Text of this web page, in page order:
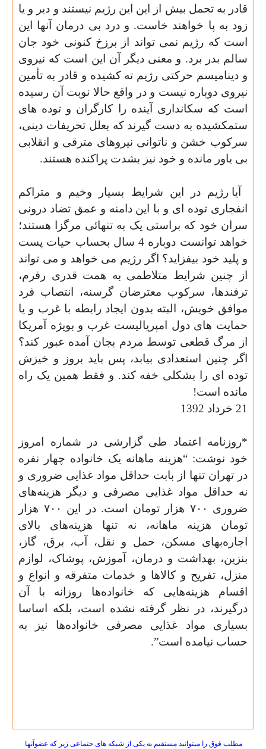
قادر به تحمل بیش از این این رژیم نیستند و دیر و یا
زود به پا خواهند خاست. و درد بی درمان آنها این
است که رژیم نمی تواند از برزخ کنونی خود جان
سالم بدر برد. و معنی دیگر آن این است که نیروی
و دینامیسم حرکتی رژیم ته کشیده و قادر به تأمین
نیروی دوباره نیست و در واقع حالا نوبت آن رسیده
است که سکانداری آینده را کارگران و توده های
ستمکشیده به دست گیرند که بعلل تحریفات دینی،
سرکوب خشن و ناتوانی نیروهای مترقی و انقلابی
بی یاور مانده و خود نیز بشدت پراکنده هستند.
آیا رژیم در این شرایط بسیار وخیم و متراکم
انفجاری توده ای و با این دامنه و عمق تضاد درونی
سران خود که براستی یک به تنهائی مرگزا هستند؛
خواهد توانست دوباره 4 سال بحساب حیات پست
و پلید خود بیفزاید؟ اگر رژیم می خواهد و می تواند
از چنین شرایط متلاطمی به همت قدری رفرم،
ترفندها، سرکوب معترضان گرسنه، انتصاب فرد
موافق خویش، البته بدون ایجاد رابطه با غرب و یا
حمایت های دول امپریالیست غرب و بویژه آمریکا
از مرگ قطعی توسط مردم بجان آمده عبور کند؟
اگر چنین استعدادی بیابد، پس باید بروز و خیزش
توده ای را بشکلی خفه کند. و فقط همین یک راه
مانده است!
21 خرداد 1392
*روزنامه اعتماد طی گزارشی در شماره امروز
خود نوشت: “هزینه ماهانه یک خانواده چهار نفره
در تهران تنها از بابت حداقل مواد غذایی ضروری و
نه حداقل مواد غذایی مصرفی و دیگر هزینه‌های
ضروری ۷۰۰ هزار تومان است. در این ۷۰۰ هزار
تومان هزینه ماهانه، نه تنها هزینه‌های بالای
اجاره‌بهای مسکن،
حمل و نقل، آب، برق، گاز،
بنزین، بهداشت و درمان، آموزش، پوشاک، لوازم
منزل، تفریح و کالاها و خدمات متفرقه و انواع و
اقسام هزینه‌هایی که
خانواده‌ها روزانه با آن
درگیرند، در نظر گرفته نشده است، بلکه اساسا
بسیاری مواد غذایی مصرفی خانواده‌ها نیز به
حساب نیامده است.”
مطلب فوق را میتوانید مستقیم به یکی از شبکه های جتماعی زیر که عضوآنها